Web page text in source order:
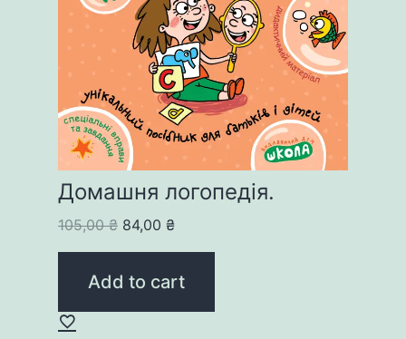
Домашня логопедія.
105,00₴ Original
price
was:
84,00 ₴Current
price
is:
Add to cart